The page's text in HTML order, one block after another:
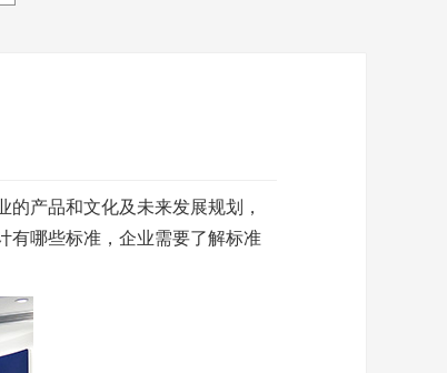
产品和文化及未来发展规划，
有哪些标准，企业需要了解标准